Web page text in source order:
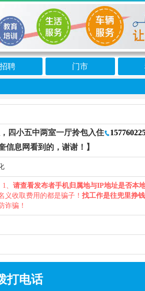
招聘 门市
四小五中两室一厅拎包入住
信息网看到的，谢谢！】
、 请查看发布者手机归属地与IP地址是否本
义收取费用的都是骗子！ 找工作是往兜里挣
诈骗！
打电话